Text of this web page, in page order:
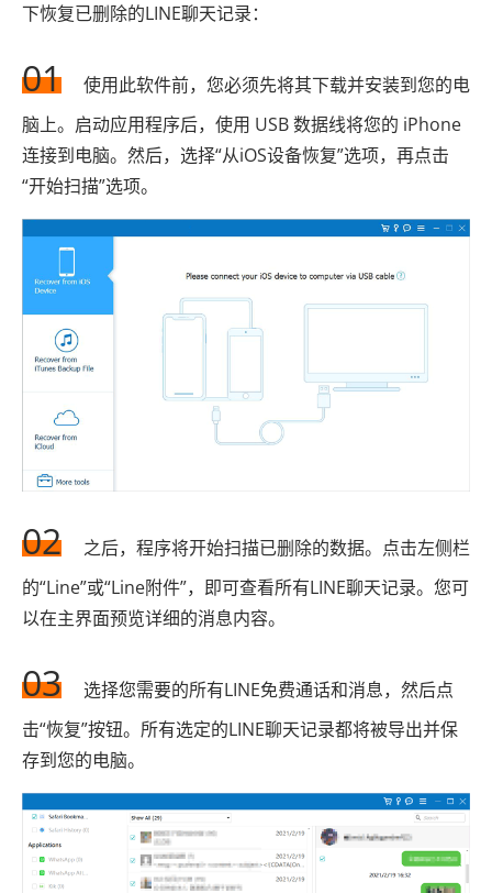
下恢复已删除的LINE聊天记录：
01
使用此软件前，您必须先将其下载并安装到您的电
脑上。启动应用程序后，使用 USB 数据线将您的 iPhone
连接到电脑。然后，选择“从iOS设备恢复”选项，再点击
“开始扫描”选项。
02
之后，程序将开始扫描已删除的数据。点击左侧栏
的“Line”或“Line附件”，即可查看所有LINE聊天记录。您可
以在主界面预览详细的消息内容。
03
选择您需要的所有LINE免费通话和消息，然后点
击“恢复”按钮。所有选定的LINE聊天记录都将被导出并保
存到您的电脑。